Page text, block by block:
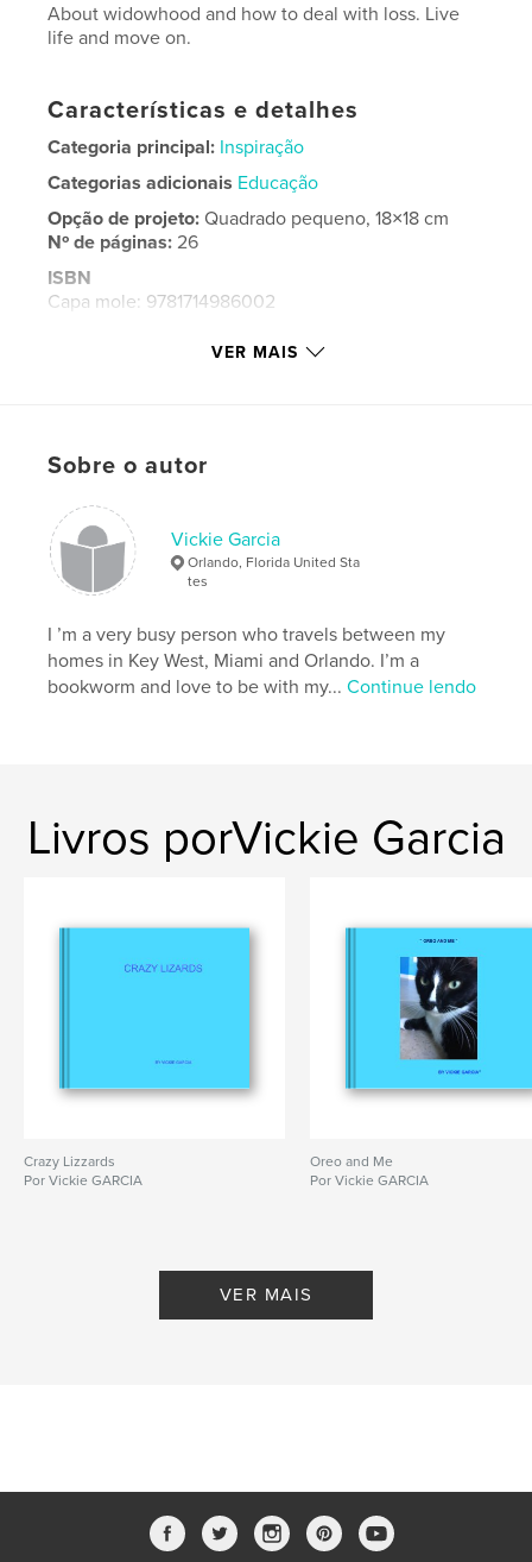
About widowhood and how to deal with loss. Live
life and move on.
Características e detalhes
Categoria principal: Inspiração
Categorias adicionais Educação
Opção de projeto:Quadrado pequeno, 18×18 cm
Nº de páginas: 26
ISBN
Capa mole: 9781714986002
VER MAIS
Sobre o autor
Vickie Garcia
Orlando, Florida United Sta
tes
I ’m a very busy person who travels between my
homes in Key West, Miami and Orlando. I’m a
bookworm and love to be with my...Continue lendo
Livros porVickie Garcia
Crazy Lizzards
Por Vickie GARCIA
Oreo and Me
Por Vickie GARCIA
VER MAIS